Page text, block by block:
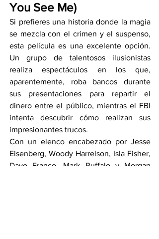
You See Me)
Si prefieres una historia donde la magia
se mezcla con el crimen y el suspenso,
esta película es una excelente opción.
Un grupo de talentosos ilusionistas
realiza espectáculos en los que,
aparentemente, roba bancos durante
sus presentaciones para repartir el
dinero entre el público, mientras el FBI
intenta descubrir cómo realizan sus
impresionantes trucos.
Con un elenco encabezado por Jesse
Eisenberg, Woody Harrelson, Isla Fisher,
Dave Franco, Mark Ruffalo y Morgan